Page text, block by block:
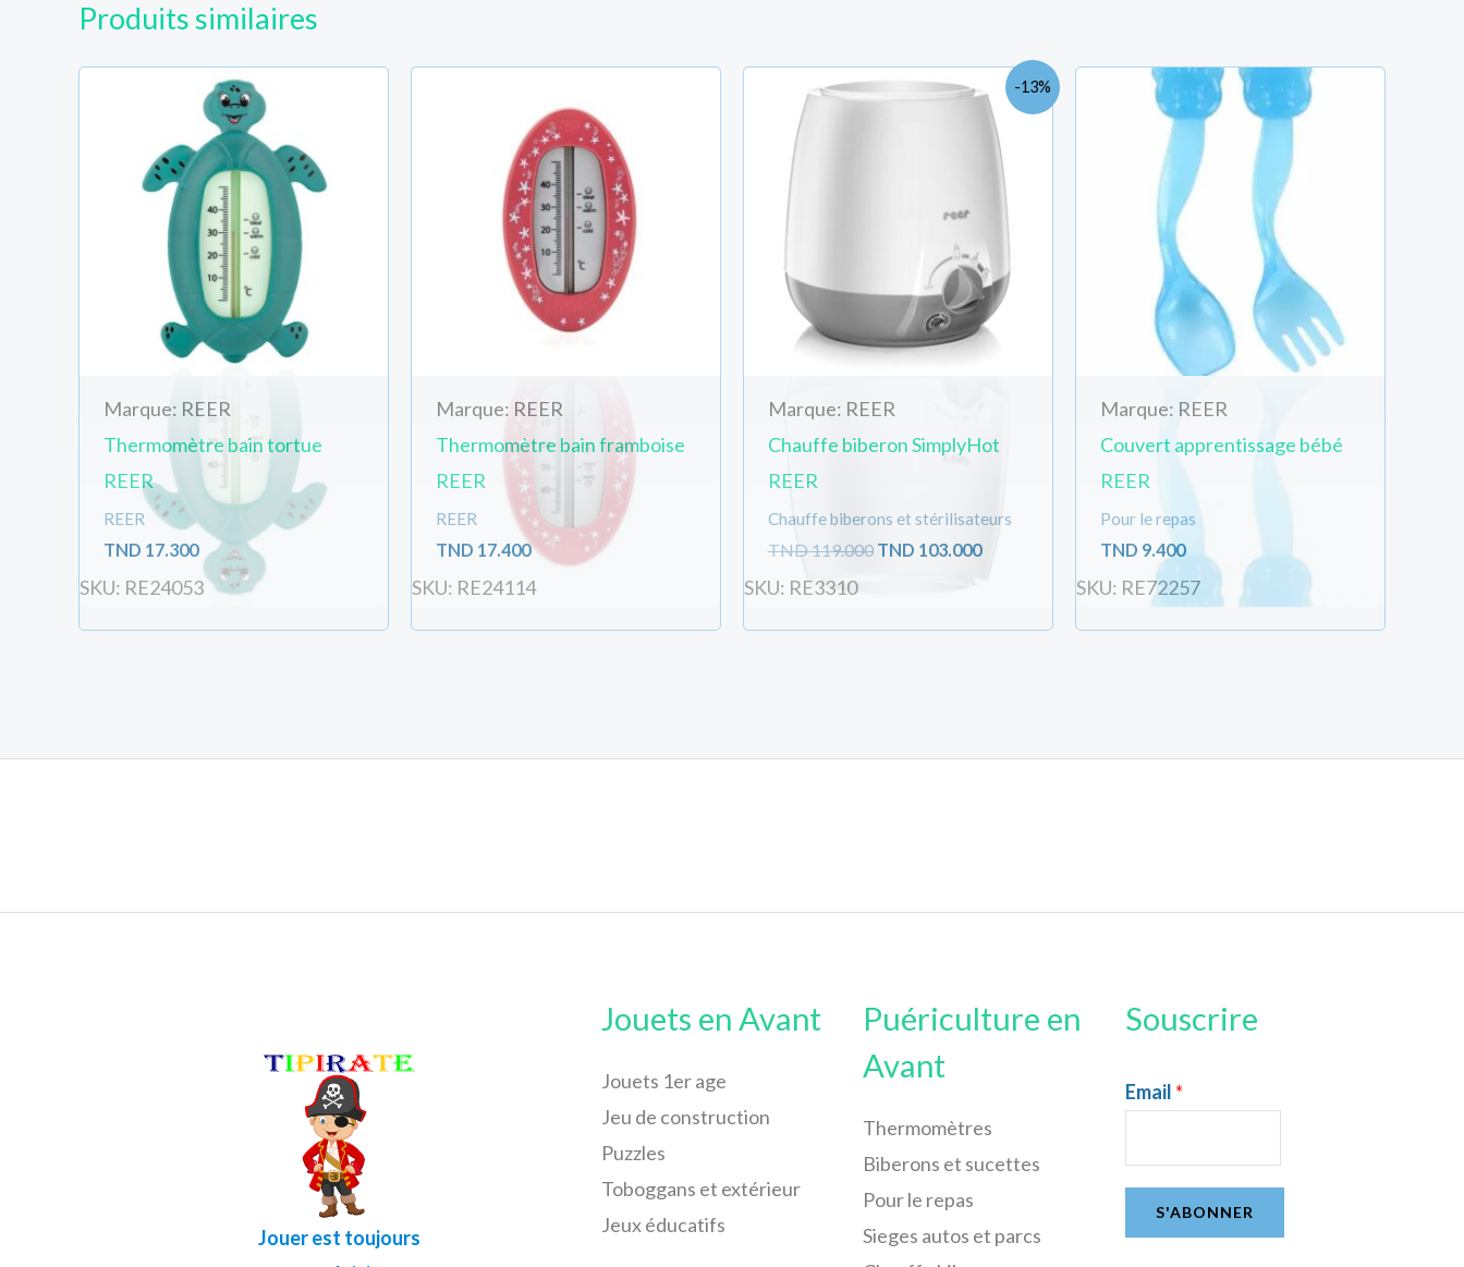
Commande rapide de 1 pièce de Thermomètre classique digital REER
Votre nom
Votre Téléphone
Produits similaires
Marque: REER
Thermomètre bain tortue
REER
REER
TND 17.300
SKU: RE24053
Marque: REER
Thermomètre bain framboise
REER
REER
TND 17.400
SKU: RE24114
-13%
Marque: REER
Chauffe biberon SimplyHot
REER
Chauffe biberons et stérilisateurs
TND119.000
Le
prix
TND 103.000
prix
actuel
est :
TND
103.000.
SKU: RE3310
Marque: REER
Couvert apprentissage bébé
REER
Pour le repas
TND 9.400
SKU: RE72257
Jouer est toujours
Jouets en Avant
Jouets 1er age
Jeu de construction
Puzzles
Toboggans et extérieur
Jeux éducatifs
Puériculture en
Avant
Thermomètres
Biberons et sucettes
Pour le repas
Sieges autos et parcs
Souscrire
Email *
S'ABONNER